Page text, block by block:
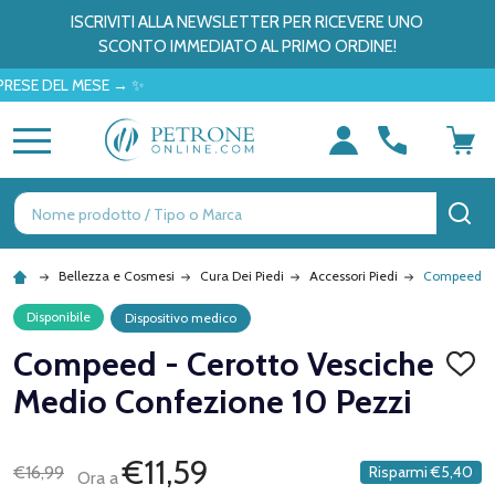
ISCRIVITI ALLA NEWSLETTER PER RICEVERE UNO
SCONTO IMMEDIATO AL PRIMO ORDINE!
MESE → ✨
Ricerca
Bellezza e Cosmesi Cura Dei Piedi Accessori Piedi Compeed -
Disponibile Dispositivo medico
Compeed - Cerotto Vesciche
Medio Confezione 10 Pezzi
€16,99
Ora a€11,59 Risparmi €5,40